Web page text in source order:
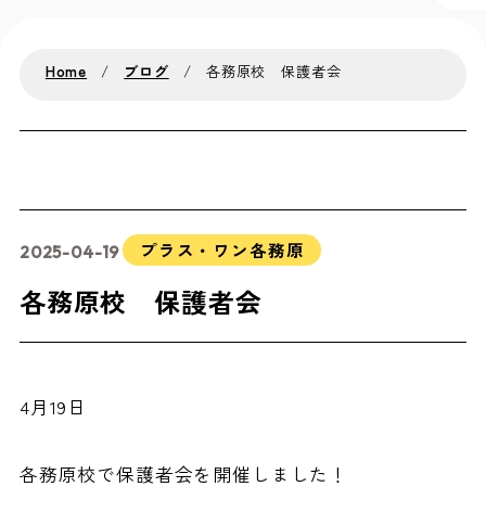
Home ブログ 各務原校 保護者会
2025-04-19 プラス・ワン各務原
各務原校 保護者会
4月19日
各務原校で保護者会を開催しました！